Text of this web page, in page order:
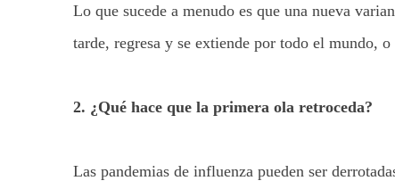
Lo que sucede a menudo es que una nueva
tarde, regresa y se extiende por todo el mundo,
2. ¿Qué hace que la primera ola retroceda?
Las pandemias de influenza pueden ser